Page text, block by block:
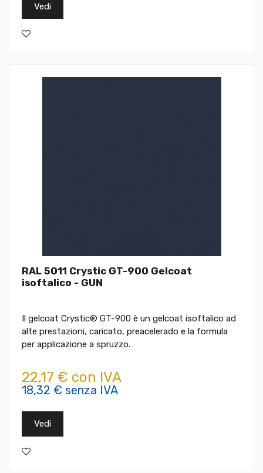
Vedi
RAL 5011 Crystic GT-900 Gelcoat
isoftalico - GUN
Il gelcoat Crystic® GT-900 è un gelcoat isoftalico ad
alte prestazioni, caricato, preacelerado e la formula
per applicazione a spruzzo.
22,17 € con IVA
18,32 € senza IVA
Vedi